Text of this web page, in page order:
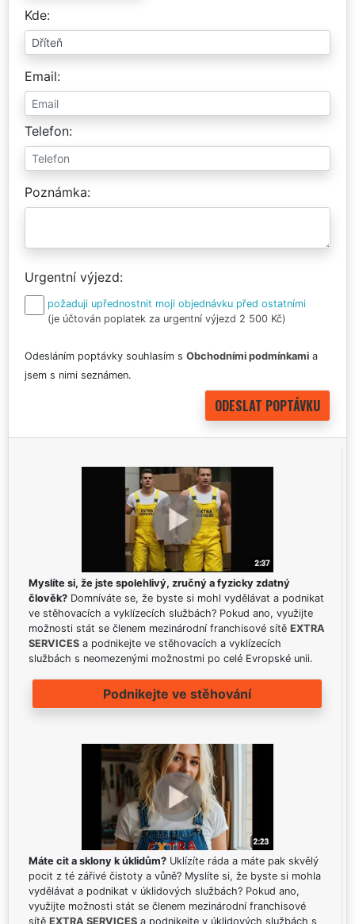
Kde
Email
Telefon
Poznámka
Urgentní výjezd
požaduji upřednostnit moji objednávku před ostatními
(je účtován poplatek za urgentní výjezd 2 500 Kč)
Odesláním poptávky souhlasím s Obchodními podmínkami a
jsem s nimi seznámen.
Myslíte si, že jste spolehlivý, zručný a fyzicky zdatný
člověk? Domníváte se, že byste si mohl vydělávat a podnikat
ve stěhovacích a vyklízecích službách? Pokud ano, využijte
možnosti stát se členem mezinárodní franchisové sítě EXTRA
SERVICES a podnikejte ve stěhovacích a vyklízecích
službách s neomezenými možnostmi po celé Evropské unii.
Podnikejte ve stěhování
Máte cit a sklony k úklidům? Uklízíte ráda a máte pak skvělý
pocit z té zářivé čistoty a vůně? Myslíte si, že byste si mohla
vydělávat a podnikat v úklidových službách? Pokud ano,
využijte možnosti stát se členem mezinárodní franchisové
sítě EXTRA SERVICES a podnikejte v úklidových službách s